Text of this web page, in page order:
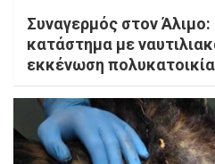
Συναγερμός στον
κατάστημα με
εκκένωση